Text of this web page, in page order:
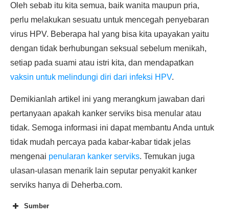
Oleh sebab itu kita semua, baik wanita maupun pria,
perlu melakukan sesuatu untuk mencegah penyebaran
virus HPV. Beberapa hal yang bisa kita upayakan yaitu
dengan tidak berhubungan seksual sebelum menikah,
setiap pada suami atau istri kita, dan mendapatkan
vaksin untuk melindungi diri dari infeksi HPV.
Demikianlah artikel ini yang merangkum jawaban dari
pertanyaan apakah kanker serviks bisa menular atau
tidak. Semoga informasi ini dapat membantu Anda untuk
tidak mudah percaya pada kabar-kabar tidak jelas
mengenai penularan kanker serviks. Temukan juga
ulasan-ulasan menarik lain seputar penyakit kanker
serviks hanya di Deherba.com.
Sumber